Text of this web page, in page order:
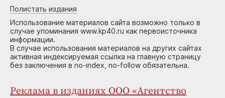
Полистать издания
Использование материалов сайта возможно только в
случае упоминания www.kp40.ru как первоисточника
информации.
В случае использования материалов на других сайтах
активная индексируемая ссылка на главную страницу
без заключения в no-index, no-follow обязательна.
Реклама в изданиях ООО «Агентство